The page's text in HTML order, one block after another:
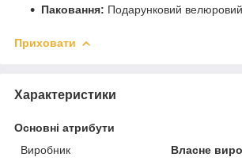
Паковання: Подарунковий
Приховати
Характеристики
Основні атрибути
Виробник
Власне